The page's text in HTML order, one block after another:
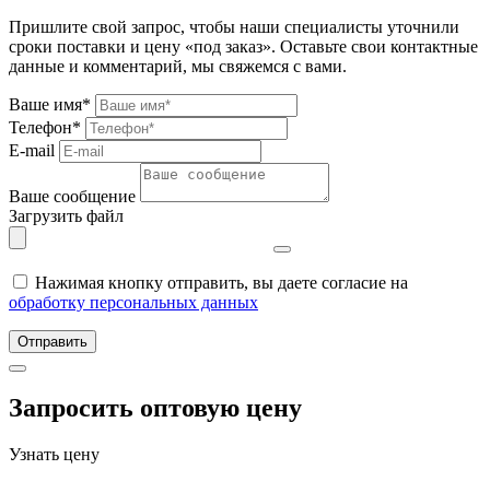
Пришлите свой запрос, чтобы наши специалисты уточнили
сроки поставки и цену «под заказ». Оставьте свои контактные
данные и комментарий, мы свяжемся с вами.
Ваше имя*
Телефон*
E-mail
Ваше сообщение
Загрузить файл
Нажимая кнопку отправить, вы даете согласие на
обработку персональных данных
Отправить
Запросить оптовую цену
Узнать цену